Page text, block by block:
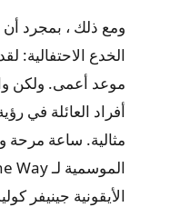
ومع ذلك ، بمجرد أن
الخدع الاحتفالية:
موعد أعمى. ولكن
أفراد العائلة في
مثالية. ساعة مرحة
الأيقونية جينيفر